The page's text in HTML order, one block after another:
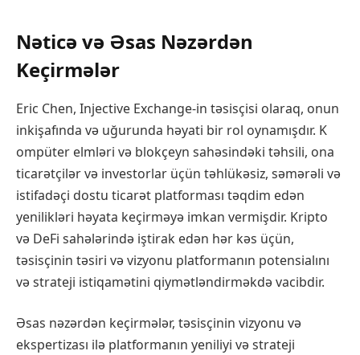
Nəticə və Əsas Nəzərdən
Keçirmələr
Eric Chen, Injective Exchange-in təsisçisi olaraq, onun
inkişafında və uğurunda həyati bir rol oynamışdır. K
ompüter elmləri və blokçeyn sahəsindəki təhsili, ona
ticarətçilər və investorlar üçün təhlükəsiz, səmərəli və
istifadəçi dostu ticarət platforması təqdim edən
yenilikləri həyata keçirməyə imkan vermişdir. Kripto
və DeFi sahələrində iştirak edən hər kəs üçün,
təsisçinin təsiri və vizyonu platformanın potensialını
və strateji istiqamətini qiymətləndirməkdə vacibdir.
Əsas nəzərdən keçirmələr, təsisçinin vizyonu və
ekspertizası ilə platformanın yeniliyi və strateji